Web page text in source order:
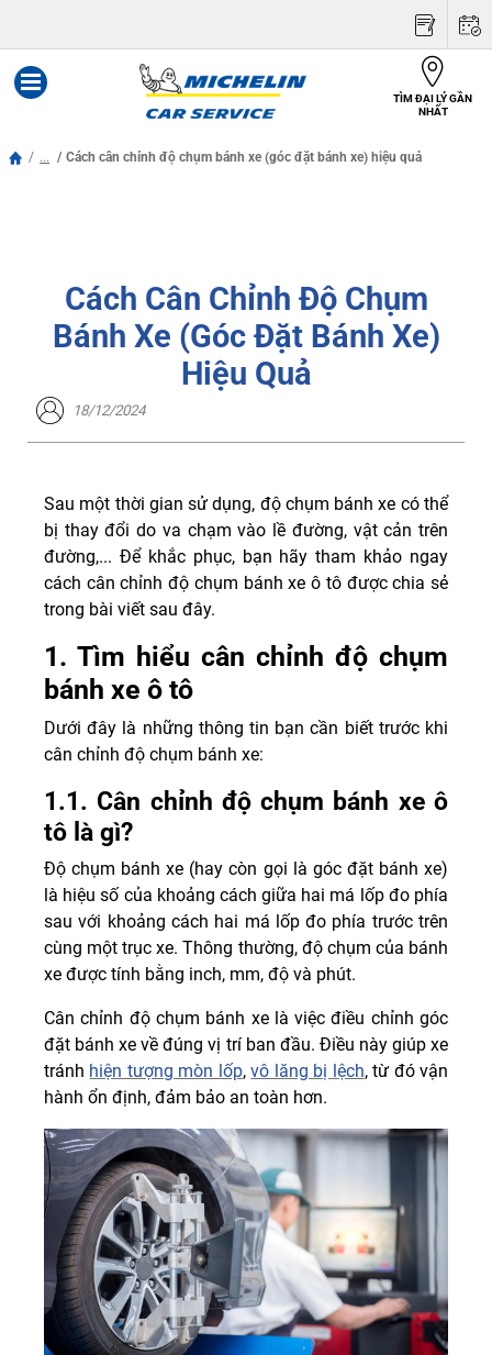
TÌM ĐẠI LÝ GẦN
NHẤT
... Cách cân chỉnh độ chụm bánh xe (góc đặt bánh xe) hiệu quả
Cách Cân Chỉnh Độ Chụm
Bánh Xe (góc Đặt Bánh Xe)
Hiệu Quả
18/12/2024
Sau một thời gian sử dụng, độ chụm bánh xe có thể
bị thay đổi do va chạm vào lề đường, vật cản trên
đường,... Để khắc phục, bạn hãy tham khảo ngay
cách cân chỉnh độ chụm bánh xe ô tô được chia sẻ
trong bài viết sau đây.
1. Tìm hiểu cân chỉnh độ chụm
bánh xe ô tô
Dưới đây là những thông tin bạn cần biết trước khi
cân chỉnh độ chụm bánh xe:
1.1. Cân chỉnh độ chụm bánh xe ô
tô là gì?
Độ chụm bánh xe (hay còn gọi là góc đặt bánh xe)
là hiệu số của khoảng cách giữa hai má lốp đo phía
sau với khoảng cách hai má lốp đo phía trước trên
cùng một trục xe. Thông thường, độ chụm của bánh
xe được tính bằng inch, mm, độ và phút.
Cân chỉnh độ chụm bánh xe là việc điều chỉnh góc
đặt bánh xe về đúng vị trí ban đầu. Điều này giúp xe
tránh hiện tượng mòn lốp,vô lăng bị lệch, từ đó vận
hành ổn định, đảm bảo an toàn hơn.